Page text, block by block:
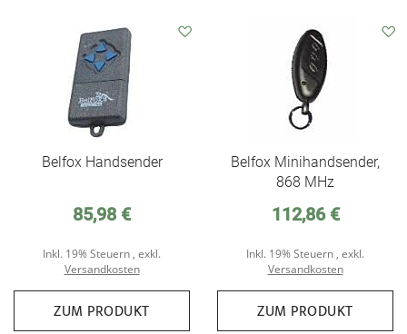
Belfox Handsender
85,98 €
Inkl. 19% Steuern, exkl.
Versandkosten
ZUM PRODUKT
Belfox Minihandsender,
868 MHz
112,86 €
Inkl. 19% Steuern, exkl.
Versandkosten
ZUM PRODUKT